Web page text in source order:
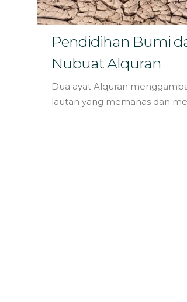
Pendidihan Bumi
Nubuat Alquran
Dua ayat Alquran
lautan yang memanas dan